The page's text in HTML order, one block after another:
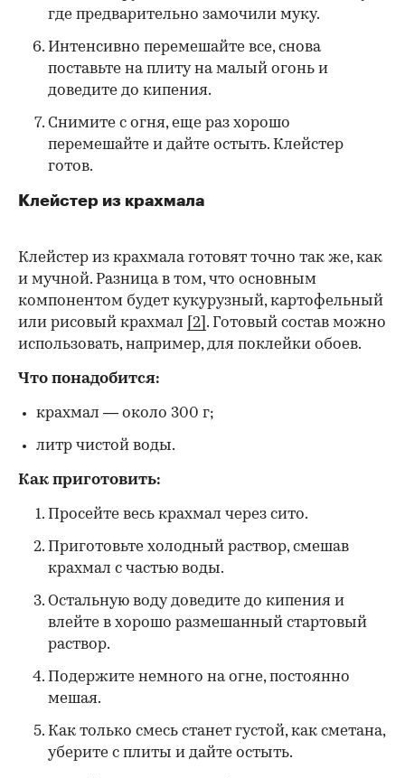
где предварительно замочили муку.
Интенсивно перемешайте все, снова
поставьте на плиту на малый огонь и
доведите до кипения.
Снимите с огня, еще раз хорошо
перемешайте и дайте остыть. Клейстер
готов.
Клейстер из крахмала
Клейстер из крахмала готовят точно так же, как
и мучной. Разница в том, что основным
компонентом будет кукурузный, картофельный
или рисовый крахмал
[2] . Готовый состав можно
использовать, например, для поклейки обоев.
Что понадобится:
крахмал — около 300 г;
литр чистой воды.
Как приготовить:
Просейте весь крахмал через сито.
Приготовьте холодный раствор, смешав
крахмал с частью воды.
Остальную воду доведите до кипения и
влейте в хорошо размешанный стартовый
раствор.
Подержите немного на огне, постоянно
мешая.
Как только смесь станет густой, как сметана,
уберите с плиты и дайте остыть.